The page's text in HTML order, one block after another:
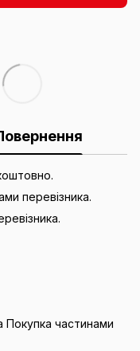
перевізника.
Покупка частинами